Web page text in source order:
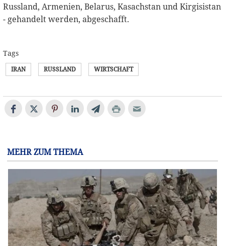
Russland, Armenien, Belarus, Kasachstan und Kirgisistan
- gehandelt werden, abgeschafft.
Tags
IRAN RUSSLAND WIRTSCHAFT
MEHR ZUM THEMA